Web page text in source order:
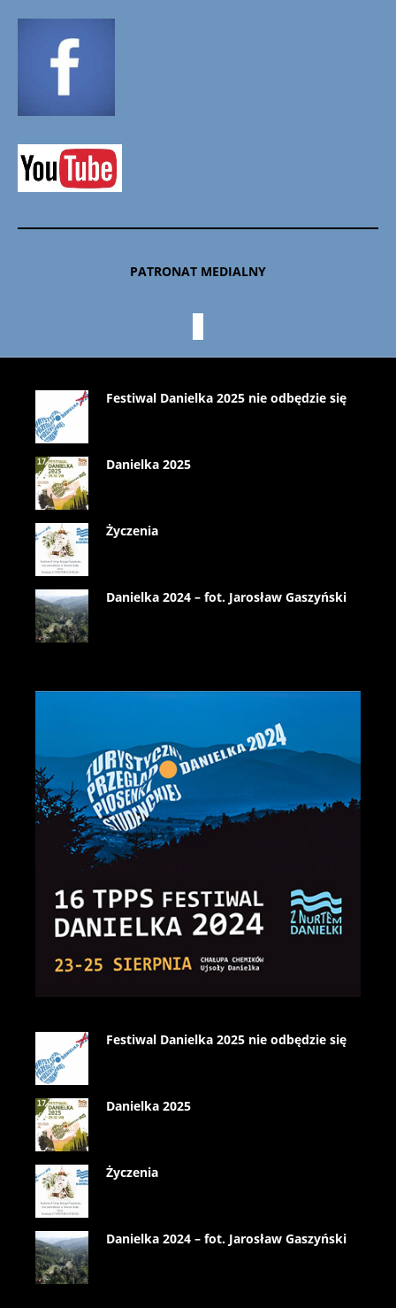
PATRONAT MEDIALNY
Festiwal Danielka 2025 nie odbędzie się
Danielka 2025
Życzenia
Danielka 2024 – fot. Jarosław Gaszyński
Festiwal Danielka 2025 nie odbędzie się
Danielka 2025
Życzenia
Danielka 2024 – fot. Jarosław Gaszyński